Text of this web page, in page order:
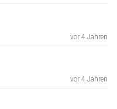
vor 4 Jahren
vor 4 Jahren